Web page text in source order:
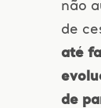
não
de
até
de